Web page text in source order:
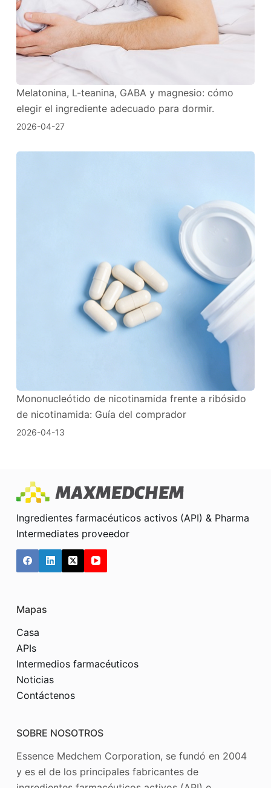
Melatonina, L-teanina, GABA y magnesio: cómo
elegir el ingrediente adecuado para dormir.
2026-04-27
Mononucleótido de nicotinamida frente a ribósido
de nicotinamida: Guía del comprador
2026-04-13
Ingredientes farmacéuticos activos (API) & Pharma
Intermediates proveedor
Mapas
Casa
APIs
Intermedios farmacéuticos
Noticias
Contáctenos
SOBRE NOSOTROS
Essence Medchem Corporation, se fundó en 2004
y es el de los principales fabricantes de